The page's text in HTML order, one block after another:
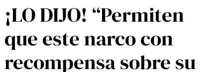
¡LO DIJO! “Permiten
que este narco con
recompensa sobre su